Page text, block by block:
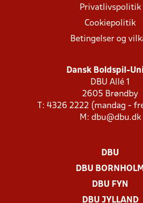
Privatlivspolitik
Cookiepolitik
Betingelser og
Dansk Boldspil-
DBU Allé 1
2605 Brøndby
T: 4326 2222 (mandag -
M: dbu@dbu.dk
DBU
DBU BORNHOLM
DBU FYN
DBU JYLLAND